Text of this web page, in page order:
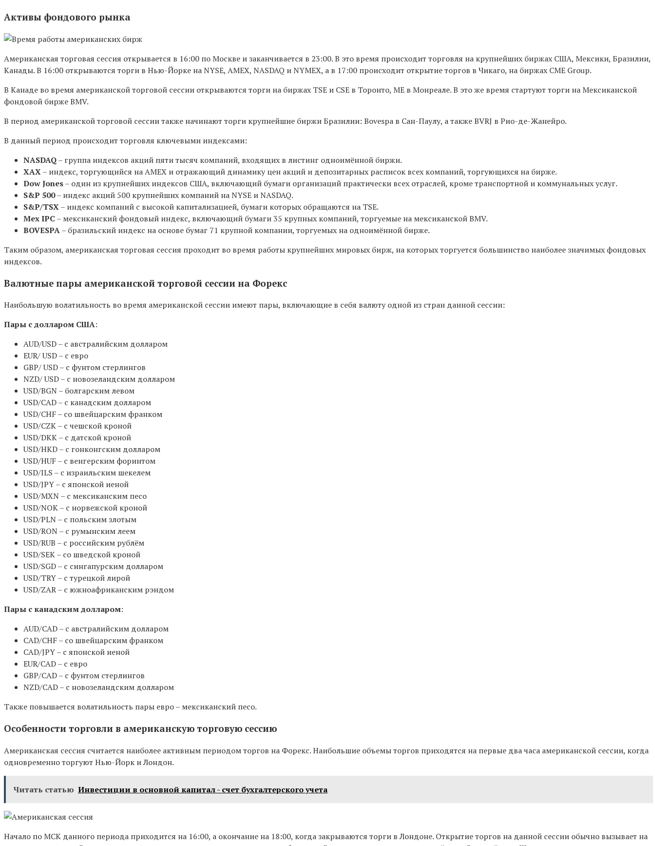
Активы фондового рынка
Американская торговая сессия открывается в 16:00 по Москве и заканчивается в 23:00. В это время происходит торговля на крупнейших биржах США, Мексики, Бразилии,
Канады. В 16:00 открываются торги в Нью-Йорке на NYSE, AMEX, NASDAQ и NYMEX, а в 17:00 происходит открытие торгов в Чикаго, на биржах CME Group.
В Канаде во время американской торговой сессии открываются торги на биржах TSE и CSE в Торонто, МЕ в Монреале. В это же время стартуют торги на Мексиканской
фондовой бирже BMV.
В период американской торговой сессии также начинают торги крупнейшие биржи Бразилии: Bovespa в Сан-Паулу, а также BVRJ в Рио-де-Жанейро.
В данный период происходит торговля ключевыми индексами:
NASDAQ– группа индексов акций пяти тысяч компаний, входящих в листинг одноимённой биржи.
ХАХ– индекс, торгующийся на AMEX и отражающий динамику цен акций и депозитарных расписок всех компаний, торгующихся на бирже.
Dow Jones– один из крупнейших индексов США, включающий бумаги организаций практически всех отраслей, кроме транспортной и коммунальных услуг.
S&P 500– индекс акций 500 крупнейших компаний на NYSE и NASDAQ.
S&P/TSX– индекс компаний с высокой капитализацией, бумаги которых обращаются на TSE.
Mex IPC – мексиканский фондовый индекс, включающий бумаги 35 крупных компаний, торгуемые на мексиканской BMV.
BOVESPA– бразильский индекс на основе бумаг 71 крупной компании, торгуемых на одноимённой бирже.
Таким образом, американская торговая сессия проходит во время работы крупнейших мировых бирж, на которых торгуется большинство наиболее значимых фондовых
индексов.
Валютные пары американской торговой сессии на Форекс
Наибольшую волатильность во время американской сессии имеют пары, включающие в себя валюту одной из стран данной сессии:
Пары с долларом США:
AUD/USD – с австралийским долларом
EUR/ USD – с евро
GBP/ USD – с фунтом стерлингов
NZD/ USD – с новозеландским долларом
USD/BGN – болгарским левом
USD/CAD – с канадским долларом
USD/CHF – со швейцарским франком
USD/CZK – с чешской кроной
USD/DKK – с датской кроной
USD/HKD – с гонконгским долларом
USD/HUF – с венгерским форинтом
USD/ILS – с израильским шекелем
USD/JPY – с японской иеной
USD/MXN – с мексиканским песо
USD/NOK – с норвежской кроной
USD/PLN – с польским злотым
USD/RON – с румынским леем
USD/RUB – с российским рублём
USD/SEK – со шведской кроной
USD/SGD – с сингапурским долларом
USD/TRY – с турецкой лирой
USD/ZAR – с южноафриканским рэндом
Пары с канадским долларом:
AUD/CAD – с австралийским долларом
CAD/CHF – со швейцарским франком
CAD/JPY – с японской иеной
EUR/CAD – с евро
GBP/CAD – с фунтом стерлингов
NZD/CAD – с новозеландским долларом
Также повышается волатильность пары евро – мексиканский песо.
Особенности торговли в американскую торговую сессию
Американская сессия считается наиболее активным периодом торгов на Форекс. Наибольшие объемы торгов приходятся на первые два часа американской сессии, когда
одновременно торгуют Нью-Йорк и Лондон.
Читать статью Инвестиции в основной капитал - счет бухгалтерского учета
Начало по МСК данного периода приходится на 16:00, а окончание на 18:00, когда закрываются торги в Лондоне. Открытие торгов на данной сессии обычно вызывает на